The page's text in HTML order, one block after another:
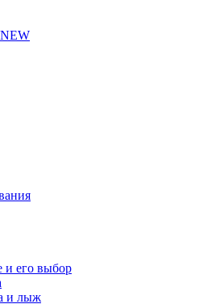
NEW
и его выбор
и лыж